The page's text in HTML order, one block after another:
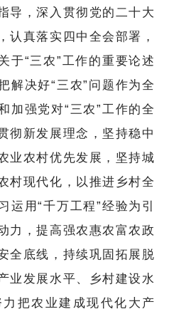
导，深入贯彻党的二十大
认真落实四中全会部署，
于“三农”工作的重要论述
解决好“三农”问题作为全
加强党对“三农”工作的全
彻新发展理念，坚持稳中
业农村优先发展，坚持城
村现代化，以推进乡村全
运用“千万工程”经验为引
力，提高强农惠农富农政
全底线，持续巩固拓展脱
业发展水平、乡村建设水
把农业建成现代化大产